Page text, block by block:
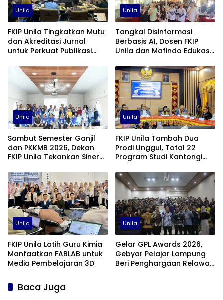
Unila
FKIP Unila Tingkatkan Mutu
dan Akreditasi Jurnal
untuk Perkuat Publikasi
Unila
Tangkal Disinformasi
Berbasis AI, Dosen FKIP
Unila dan Mafindo Edukasi
Unila
Sambut Semester Ganjil
dan PKKMB 2026, Dekan
FKIP Unila Tekankan Sinergi
Unila
FKIP Unila Tambah Dua
Prodi Unggul, Total 22
Program Studi Kantongi
Unila
FKIP Unila Latih Guru Kimia
Manfaatkan FABLAB untuk
Media Pembelajaran 3D
Unila
Gelar GPL Awards 2026,
Gebyar Pelajar Lampung
Beri Penghargaan Relawan
Baca Juga